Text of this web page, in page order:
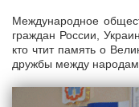
Международное
граждан России,
кто чтит память о
дружбы между